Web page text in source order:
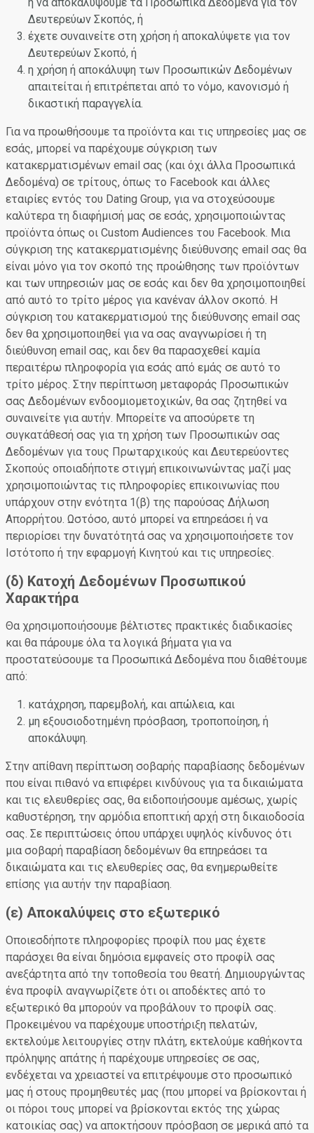
Δευτερεύων Σκοπός, ή
έχετε συναινείτε στη χρήση ή αποκαλύψετε για τον
Δευτερεύων Σκοπό, ή
η χρήση ή αποκάλυψη των Προσωπικών Δεδομένων
απαιτείται ή επιτρέπεται από το νόμο, κανονισμό ή
δικαστική παραγγελία.
Για να προωθήσουμε τα προϊόντα και τις υπηρεσίες μας σε
εσάς, μπορεί να παρέχουμε σύγκριση των
κατακερματισμένων email σας (και όχι άλλα Προσωπικά
Δεδομένα) σε τρίτους, όπως το Facebook και άλλες
εταιρίες εντός του Dating Group, για να στοχεύσουμε
καλύτερα τη διαφήμισή μας σε εσάς, χρησιμοποιώντας
προϊόντα όπως οι Custom Audiences του Facebook. Μια
σύγκριση της κατακερματισμένης διεύθυνσης email σας θα
είναι μόνο για τον σκοπό της προώθησης των προϊόντων
και των υπηρεσιών μας σε εσάς και δεν θα χρησιμοποιηθεί
από αυτό το τρίτο μέρος για κανέναν άλλον σκοπό. Η
σύγκριση του κατακερματισμού της διεύθυνσης email σας
δεν θα χρησιμοποιηθεί για να σας αναγνωρίσει ή τη
διεύθυνση email σας, και δεν θα παρασχεθεί καμία
περαιτέρω πληροφορία για εσάς από εμάς σε αυτό το
τρίτο μέρος. Στην περίπτωση μεταφοράς Προσωπικών
σας Δεδομένων ενδοομιομετοχικών, θα σας ζητηθεί να
συναινείτε για αυτήν. Μπορείτε να αποσύρετε τη
συγκατάθεσή σας για τη χρήση των Προσωπικών σας
Δεδομένων για τους Πρωταρχικούς και Δευτερεύοντες
Σκοπούς οποιαδήποτε στιγμή επικοινωνώντας μαζί μας
χρησιμοποιώντας τις πληροφορίες επικοινωνίας που
υπάρχουν στην ενότητα 1(β) της παρούσας Δήλωση
Απορρήτου. Ωστόσο, αυτό μπορεί να επηρεάσει ή να
περιορίσει την δυνατότητά σας να χρησιμοποιήσετε τον
Ιστότοπο ή την εφαρμογή Κινητού και τις υπηρεσίες.
(δ) Κατοχή Δεδομένων Προσωπικού
Χαρακτήρα
Θα χρησιμοποιήσουμε βέλτιστες πρακτικές διαδικασίες
και θα πάρουμε όλα τα λογικά βήματα για να
προστατεύσουμε τα Προσωπικά Δεδομένα που διαθέτουμε
από:
κατάχρηση, παρεμβολή, και απώλεια, και
μη εξουσιοδοτημένη πρόσβαση, τροποποίηση, ή
αποκάλυψη.
Στην απίθανη περίπτωση σοβαρής παραβίασης δεδομένων
που είναι πιθανό να επιφέρει κινδύνους για τα δικαιώματα
και τις ελευθερίες σας, θα ειδοποιήσουμε αμέσως, χωρίς
καθυστέρηση, την αρμόδια εποπτική αρχή στη δικαιοδοσία
σας. Σε περιπτώσεις όπου υπάρχει υψηλός κίνδυνος ότι
μια σοβαρή παραβίαση δεδομένων θα επηρεάσει τα
δικαιώματα και τις ελευθερίες σας, θα ενημερωθείτε
επίσης για αυτήν την παραβίαση.
(ε) Αποκαλύψεις στο εξωτερικό
Οποιεσδήποτε πληροφορίες προφίλ που μας έχετε
παράσχει θα είναι δημόσια εμφανείς στο προφίλ σας
ανεξάρτητα από την τοποθεσία του θεατή. Δημιουργώντας
ένα προφίλ αναγνωρίζετε ότι οι αποδέκτες από το
εξωτερικό θα μπορούν να προβάλουν το προφίλ σας.
Προκειμένου να παρέχουμε υποστήριξη πελατών,
εκτελούμε λειτουργίες στην πλάτη, εκτελούμε καθήκοντα
πρόληψης απάτης ή παρέχουμε υπηρεσίες σε σας,
ενδέχεται να χρειαστεί να επιτρέψουμε στο προσωπικό
μας ή στους προμηθευτές μας (που μπορεί να βρίσκονται ή
οι πόροι τους μπορεί να βρίσκονται εκτός της χώρας
κατοικίας σας) να αποκτήσουν πρόσβαση σε μερικά από τα